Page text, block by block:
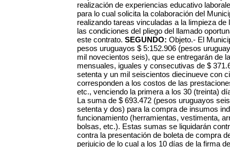
realización de experiencias educativo
para lo cual solicita la colaboración del
realizando tareas vinculadas a la limpieza
las condiciones del pliego del llamado
este contrato. SEGUNDO: Objeto.- El
pesos uruguayos $ 5:152.906 (pesos
mil novecientos seis), que se entregarán de
mensuales, iguales y consecutivas de $
setenta y un mil seiscientos diecinueve con
corresponden a los costos de las
etc., venciendo la primera a los 30 (treinta)
La suma de $ 693.472 (pesos uruguayos
setenta y dos) para la compra de insumos
funcionamiento (herramientas, vestimenta,
bolsas, etc.). Estas sumas se liquidarán
contra la presentación de boleta de compra
perjuicio de lo cual a los 10 días de la firma